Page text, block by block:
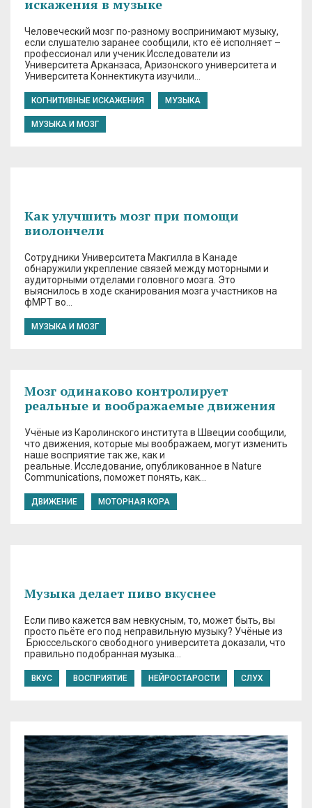
искажения в музыке
Человеческий мозг по-разному воспринимают музыку,
если слушателю заранее сообщили, кто её исполняет –
профессионал или ученик.Исследователи из
Университета Арканзаса, Аризонского университета и
Университета Коннектикута изучили…
КОГНИТИВНЫЕ ИСКАЖЕНИЯ МУЗЫКА
МУЗЫКА И МОЗГ
Как улучшить мозг при помощи
виолончели
Сотрудники Университета Макгилла в Канаде
обнаружили укрепление связей между моторными и
аудиторными отделами головного мозга. Это
выяснилось в ходе сканирования мозга участников на
фМРТ во…
МУЗЫКА И МОЗГ
Мозг одинаково контролирует
реальные и воображаемые движения
Учёные из Каролинского института в Швеции сообщили,
что движения, которые мы воображаем, могут изменить
наше восприятие так же, как и
реальные. Исследование, опубликованное в Nature
Communications, поможет понять, как…
ДВИЖЕНИЕ МОТОРНАЯ КОРА
Музыка делает пиво вкуснее
Если пиво кажется вам невкусным, то, может быть, вы
просто пьёте его под неправильную музыку? Учёные из
Брюссельского свободного университета доказали, что
правильно подобранная музыка…
ВКУС ВОСПРИЯТИЕ НЕЙРОСТАРОСТИ СЛУХ